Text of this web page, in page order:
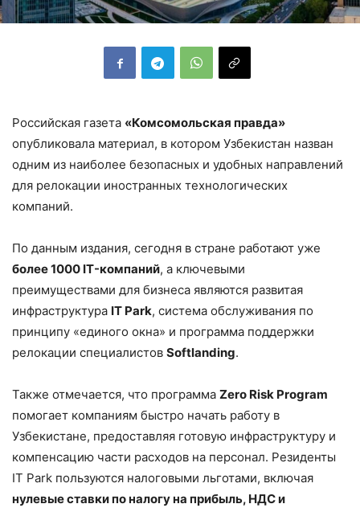
Российская газета «Комсомольская правда»
опубликовала материал, в котором Узбекистан назван
одним из наиболее безопасных и удобных направлений
для релокации иностранных технологических
компаний.
По данным издания, сегодня в стране работают уже
более 1000 IT-компаний, а ключевыми
преимуществами для бизнеса являются развитая
инфраструктура IT Park, система обслуживания по
принципу «единого окна» и программа поддержки
релокации специалистов Softlanding.
Также отмечается, что программа Zero Risk Program
помогает компаниям быстро начать работу в
Узбекистане, предоставляя готовую инфраструктуру и
компенсацию части расходов на персонал. Резиденты
IT Park пользуются налоговыми льготами, включая
нулевые ставки по налогу на прибыль, НДС и